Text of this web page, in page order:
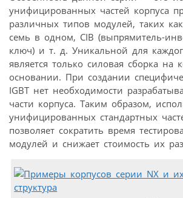
унифицированных частей корпуса
различных типов модулей, таких
семь в одном, CIB (выпрямитель-
ключ) и т. д. Уникальной для
является только силовая сборка на
основании. При создании
IGBT нет необходимости
части корпуса. Таким образом,
унифицированных стандартных
позволяет сократить время
модулей и снижает стоимость их